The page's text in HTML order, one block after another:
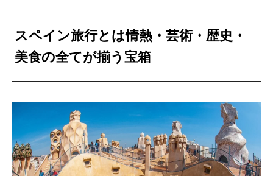
スペイン旅行とは情熱・芸術・歴史・
美食の全てが揃う宝箱